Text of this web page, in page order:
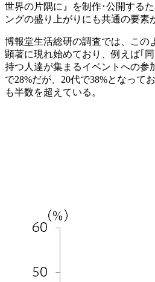
世界の片隅に』を制作･公開する
ングの盛り上がりにも共通の要素
博報堂生活総研の調査では、この
顕著に現れ始めており、例えば｢
持つ人達が集まるイベントへの参
で28%だが、20代で38%となって
も半数を超えている。